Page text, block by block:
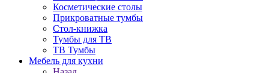
Косметические столы
Прикроватные тумбы
Стол-книжка
Тумбы для ТВ
ТВ Тумбы
Мебель для кухни